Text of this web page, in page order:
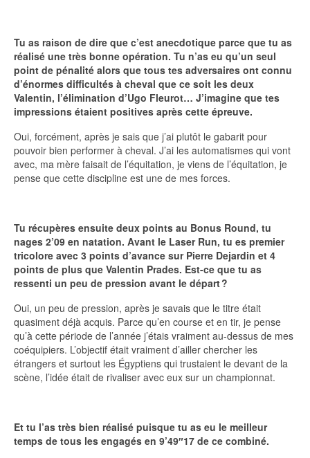
Tu as raison de dire que c’est anecdotique parce que tu as
réalisé une très bonne opération. Tu n’as eu qu’un seul
point de pénalité alors que tous tes adversaires ont connu
d’énormes difficultés à cheval que ce soit les deux
Valentin, l’élimination d’Ugo Fleurot… J’imagine que tes
impressions étaient positives après cette épreuve.
Oui, forcément, après je sais que j’ai plutôt le gabarit pour
pouvoir bien performer à cheval. J’ai les automatismes qui vont
avec, ma mère faisait de l’équitation, je viens de l’équitation, je
pense que cette discipline est une de mes forces.
Tu récupères ensuite deux points au Bonus Round, tu
nages 2’09 en natation. Avant le Laser Run, tu es premier
tricolore avec 3 points d’avance sur Pierre Dejardin et 4
points de plus que Valentin Prades. Est-ce que tu as
ressenti un peu de pression avant le départ ?
Oui, un peu de pression, après je savais que le titre était
quasiment déjà acquis. Parce qu’en course et en tir, je pense
qu’à cette période de l’année j’étais vraiment au-dessus de mes
coéquipiers. L’objectif était vraiment d’ailler chercher les
étrangers et surtout les Égyptiens qui trustaient le devant de la
scène, l’idée était de rivaliser avec eux sur un championnat.
Et tu l’as très bien réalisé puisque tu as eu le meilleur
temps de tous les engagés en 9’49″17 de ce combiné.